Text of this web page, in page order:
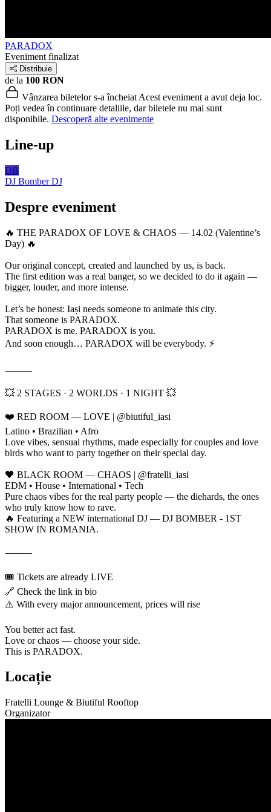
PARADOX
Eveniment finalizat
Distribuie
de la 100 RON
Vânzarea biletelor s-a încheiat Acest eveniment a avut deja loc.
Poți vedea în continuare detaliile, dar biletele nu mai sunt
disponibile. Descoperă alte evenimente
Line-up
DB
DJ Bomber DJ
Despre eveniment
🔥 THE PARADOX OF LOVE & CHAOS — 14.02 (Valentine’s
Day) 🔥
Our original concept, created and launched by us, is back.
The first edition was a real banger, so we decided to do it again —
bigger, louder, and more intense.
Let’s be honest: Iași needs someone to animate this city.
That someone is PARADOX.
PARADOX is me. PARADOX is you.
And soon enough… PARADOX will be everybody. ⚡
⸻
💥 2 STAGES · 2 WORLDS · 1 NIGHT 💥
❤️ RED ROOM — LOVE | @biutiful_iasi
Latino • Brazilian • Afro
Love vibes, sensual rhythms, made especially for couples and love
birds who want to party together on their special day.
🖤 BLACK ROOM — CHAOS | @fratelli_iasi
EDM • House • International • Tech
Pure chaos vibes for the real party people — the diehards, the ones
who truly know how to rave.
🔥 Featuring a NEW international DJ — DJ BOMBER - 1ST
SHOW IN ROMANIA.
⸻
🎟️ Tickets are already LIVE
🔗 Check the link in bio
⚠️ With every major announcement, prices will rise
You better act fast.
Love or chaos — choose your side.
This is PARADOX.
Locație
Fratelli Lounge & Biutiful Rooftop
Organizator